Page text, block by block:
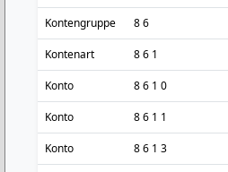
Kontengruppe 8 6
Kontenart 8 6 1
Konto 8 6 1 0
Konto 8 6 1 1
Konto 8 6 1 3